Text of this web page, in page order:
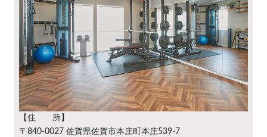
【住 所】
〒840-0027 佐賀県佐賀市本庄町本庄539-7